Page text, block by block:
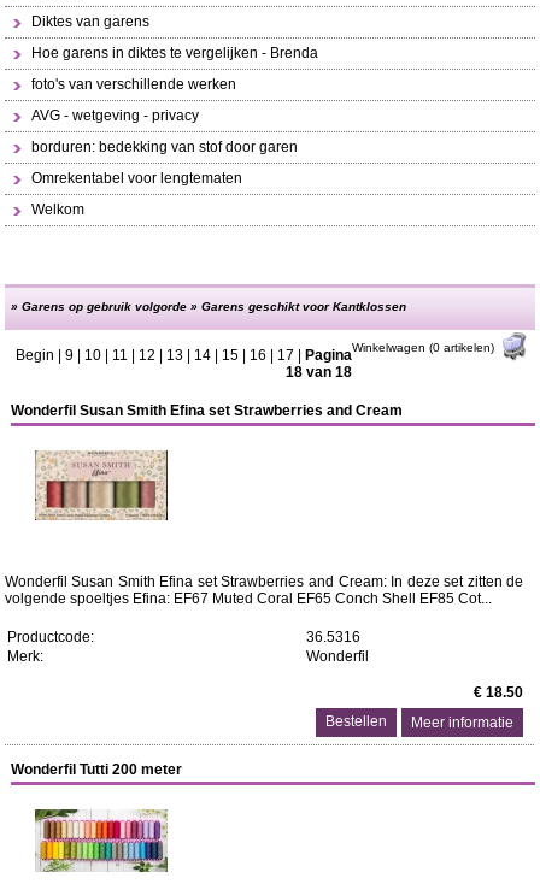
Diktes van garens
Hoe garens in diktes te vergelijken - Brenda
foto's van verschillende werken
AVG - wetgeving - privacy
borduren: bedekking van stof door garen
Omrekentabel voor lengtematen
Welkom
»Garens op gebruik volgorde »Garens geschikt voor Kantklossen
Winkelwagen (0 artikelen)
Wonderfil Susan Smith Efina set Strawberries and Cream
Wonderfil Susan Smith Efina set Strawberries and Cream: In deze set zitten de
volgende spoeltjes Efina: EF67 Muted Coral EF65 Conch Shell EF85 Cot...
Productcode:
36.5316
Merk:
Wonderfil
€ 18.50
Meer informatie
Wonderfil Tutti 200 meter
Begin 9| 10| 11 12 13| 14| 15| 16 17
Pagina
18 van 18